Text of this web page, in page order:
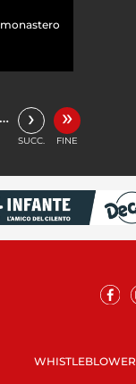
… ›
SUCC.
»
FINE
WHISTLEBLOWER